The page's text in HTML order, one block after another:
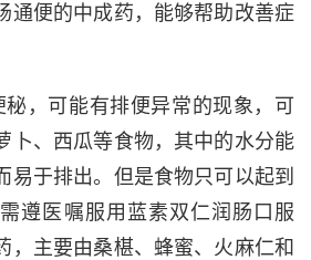
通便的中成药， 能够帮助改善症
，可能有排便异常的现象，可
卜、西瓜等食物，其中的水分能
易于排出。但是食物只可以起到
遵医嘱服用 蓝素双仁润肠口服
，主要由桑椹、蜂蜜、火麻仁和